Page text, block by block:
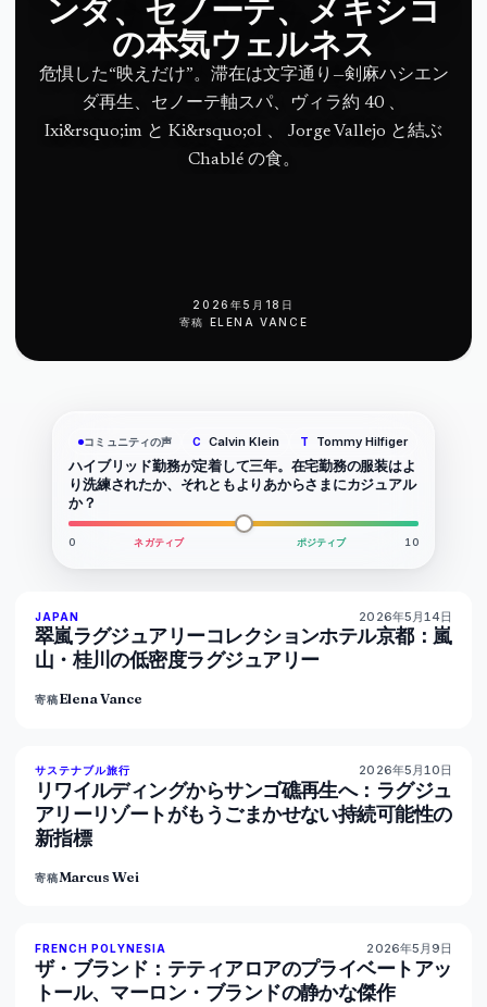
ンダ、セノーテ、メキシコ
の本気ウェルネス
危惧した“映えだけ”。滞在は文字通り—剣麻ハシエン
ダ再生、セノーテ軸スパ、ヴィラ約 40 、
Ixi&rsquo;im と Ki&rsquo;ol 、 Jorge Vallejo と結ぶ
Chablé の食。
2026年5月18日
寄稿 ELENA VANCE
コミュニティの声 C Calvin Klein T Tommy Hilfiger
ハイブリッド勤務が定着して三年。在宅勤務の服装はよ
り洗練されたか、それともよりあからさまにカジュアル
か？
0 ネガティブ ポジティブ 10
93% 44
JAPAN 2026年5月14日
翠嵐ラグジュアリーコレクションホテル京都：嵐
山・桂川の低密度ラグジュアリー
寄稿Elena Vance
86% 81
サステナブル旅行 2026年5月10日
リワイルディングからサンゴ礁再生へ：ラグジュ
アリーリゾートがもうごまかせない持続可能性の
新指標
寄稿Marcus Wei
96% 51
FRENCH POLYNESIA 2026年5月9日
ザ・ブランド：テティアロアのプライベートアッ
トール、マーロン・ブランドの静かな傑作